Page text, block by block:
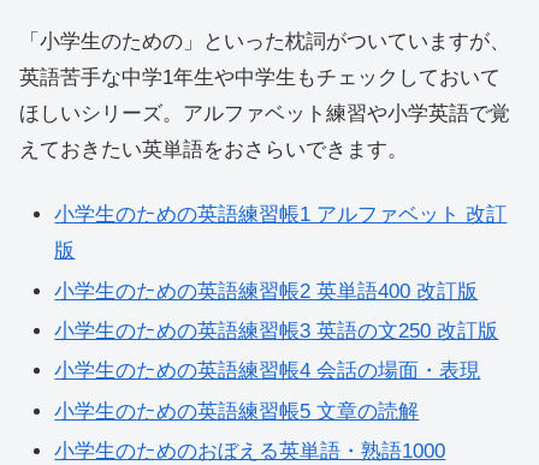
「小学生のための」といった枕詞がついていますが、
英語苦手な中学1年生や中学生もチェックしておいて
ほしいシリーズ。アルファベット練習や小学英語で覚
えておきたい英単語をおさらいできます。
小学生のための英語練習帳1 アルファベット 改訂
版
小学生のための英語練習帳2 英単語400 改訂版
小学生のための英語練習帳3 英語の文250 改訂版
小学生のための英語練習帳4 会話の場面・表現
小学生のための英語練習帳5 文章の読解
小学生のためのおぼえる英単語・熟語1000